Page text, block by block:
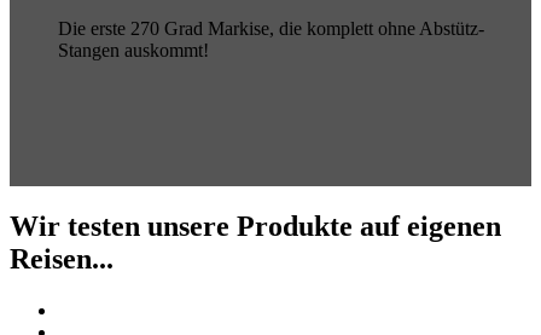
Die erste 270 Grad Markise, die komplett ohne Abstütz-
Stangen auskommt!
Wir testen unsere Produkte auf eigenen
Reisen...